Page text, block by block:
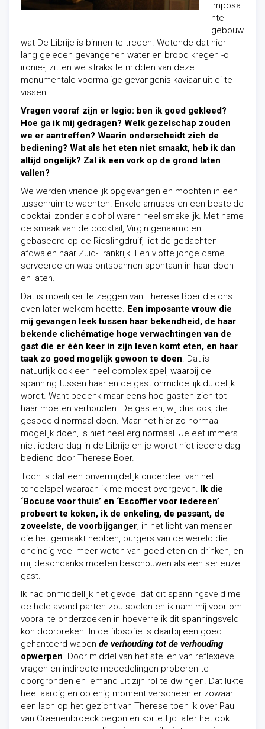
imposa
nte
gebouw
wat De Librije is binnen te treden. Wetende dat hier
lang geleden gevangenen water en brood kregen -o
ironie-, zitten we straks te midden van deze
monumentale voormalige gevangenis kaviaar uit ei te
vissen.
Vragen vooraf zijn er legio: ben ik goed gekleed?
Hoe ga ik mij gedragen? Welk gezelschap zouden
we er aantreffen? Waarin onderscheidt zich de
bediening? Wat als het eten niet smaakt, heb ik dan
altijd ongelijk? Zal ik een vork op de grond laten
vallen?
We werden vriendelijk opgevangen en mochten in een
tussenruimte wachten. Enkele amuses en een bestelde
cocktail zonder alcohol waren heel smakelijk. Met name
de smaak van de cocktail, Virgin genaamd en
gebaseerd op de Rieslingdruif, liet de gedachten
afdwalen naar Zuid-Frankrijk. Een vlotte jonge dame
serveerde en was ontspannen spontaan in haar doen
en laten.
Dat is moeilijker te zeggen van Therese Boer die ons
even later welkom heette. Een imposante vrouw die
mij gevangen leek tussen haar bekendheid, de haar
bekende clichématige hoge verwachtingen van de
gast die er één keer in zijn leven komt eten, en haar
taak zo goed mogelijk gewoon te doen. Dat is
natuurlijk ook een heel complex spel, waarbij de
spanning tussen haar en de gast onmiddellijk duidelijk
wordt. Want bedenk maar eens hoe gasten zich tot
haar moeten verhouden. De gasten, wij dus ook, die
gespeeld normaal doen. Maar het hier zo normaal
mogelijk doen, is niet heel erg normaal. Je eet immers
niet iedere dag in de Librije en je wordt niet iedere dag
bediend door Therese Boer.
Toch is dat een onvermijdelijk onderdeel van het
toneelspel waaraan ik me moest overgeven. Ik die
‘Bocuse voor thuis’ en ‘Escoffier voor iedereen’
probeert te koken, ik de enkeling, de passant, de
zoveelste, de voorbijganger; in het licht van mensen
die het gemaakt hebben, burgers van de wereld die
oneindig veel meer weten van goed eten en drinken, en
mij desondanks moeten beschouwen als een serieuze
gast.
Ik had onmiddellijk het gevoel dat dit spanningsveld me
de hele avond parten zou spelen en ik nam mij voor om
vooral te onderzoeken in hoeverre ik dit spanningsveld
kon doorbreken. In de filosofie is daarbij een goed
gehanteerd wapen de verhouding tot de verhouding
opwerpen. Door middel van het stellen van reflexieve
vragen en indirecte mededelingen proberen te
doorgronden en iemand uit zijn rol te dwingen. Dat lukte
heel aardig en op enig moment verscheen er zowaar
een lach op het gezicht van Therese toen ik over Paul
van Craenenbroeck begon en korte tijd later het ook